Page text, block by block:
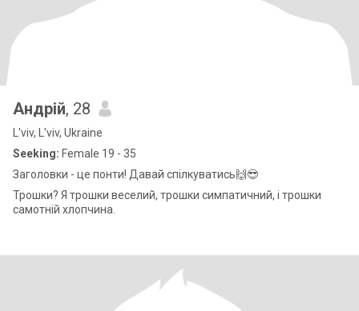
Андрій, 28
L'viv, L'viv, Ukraine
Seeking: Female 19 - 35
Заголовки - це понти! Давай спілкуватись🙌😎
Трошки? Я трошки веселий, трошки симпатичний, і трошки
самотній хлопчина.